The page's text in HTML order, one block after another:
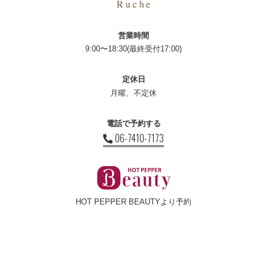
営業時間
9:00〜18:30(最終受付17:00)
定休日
月曜、不定休
電話で予約する
06-7410-7173
HOT PEPPER BEAUTYより予約